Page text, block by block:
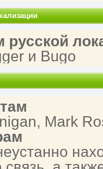
русской
и Bugo
Mark